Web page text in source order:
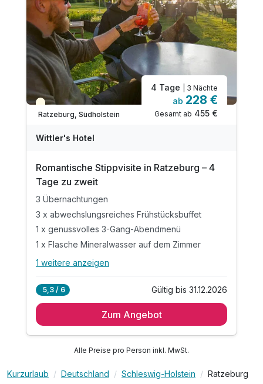
Teilweise ausgelastet
Ratzeburg, Südholstein
4 Tage | 3 Nächte
ab 228 €
Gesamt ab 455 €
Wittler's Hotel
Romantische Stippvisite in Ratzeburg – 4
Tage zu zweit
3 Übernachtungen
3 x abwechslungsreiches Frühstücksbuffet
1 x genussvolles 3-Gang-Abendmenü
1 x Flasche Mineralwasser auf dem Zimmer
Alle Inklusivleistungen
3 x abwechslungsreiches Frühstücksbuffet
1 x Flasche Mineralwasser auf dem Zimmer
1 weitere anzeigen
5,3 / 6 Gültig bis 31.12.2026
Zum Angebot
Alle Preise pro Person inkl. MwSt.
Kurzurlaub Deutschland Schleswig-Holstein Ratzeburg